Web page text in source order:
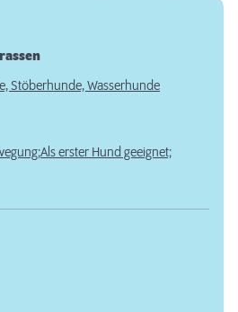
Stöberhunde, Wasserhunde
Als erster Hund geeignet;